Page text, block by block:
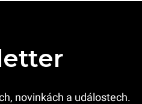
novinkách a událostech.